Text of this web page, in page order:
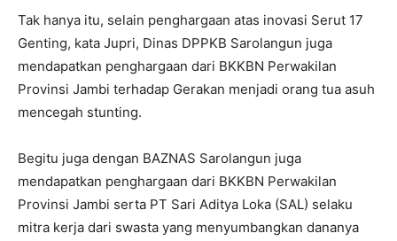
Tak hanya itu, selain penghargaan atas inovasi Serut 17
Genting, kata Jupri, Dinas DPPKB Sarolangun juga
mendapatkan penghargaan dari BKKBN Perwakilan
Provinsi Jambi terhadap Gerakan menjadi orang tua asuh
mencegah stunting.
Begitu juga dengan BAZNAS Sarolangun juga
mendapatkan penghargaan dari BKKBN Perwakilan
Provinsi Jambi serta PT Sari Aditya Loka (SAL) selaku
mitra kerja dari swasta yang menyumbangkan dananya